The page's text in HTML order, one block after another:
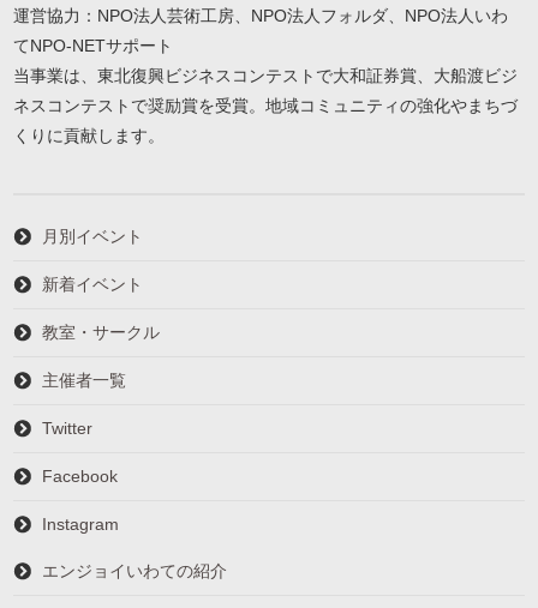
運営協力：NPO法人芸術工房、NPO法人フォルダ、NPO法人いわ
てNPO-NETサポート
当事業は、東北復興ビジネスコンテストで大和証券賞、大船渡ビジ
ネスコンテストで奨励賞を受賞。地域コミュニティの強化やまちづ
くりに貢献します。
月別イベント
新着イベント
教室・サークル
主催者一覧
Twitter
Facebook
Instagram
エンジョイいわての紹介